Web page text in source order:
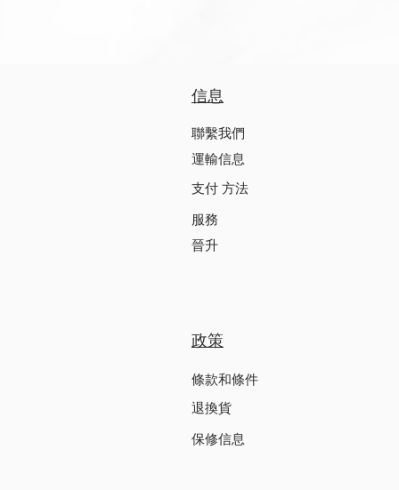
信息
聯繫我們
運輸信息
支付 方法
服務
晉升
政策
條款和條件
退換貨
保修信息